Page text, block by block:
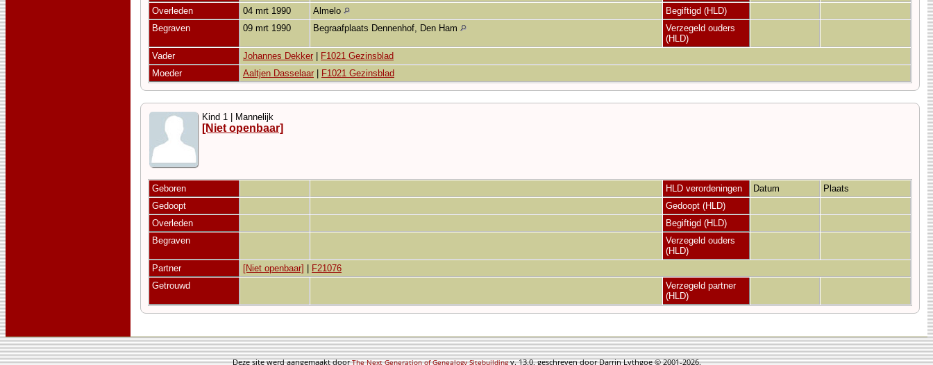
Overleden
04 mrt 1990 Almelo
Begiftigd (HLD)
Begraven
09 mrt 1990 Begraafplaats Dennenhof, Den Ham
Verzegeld ouders
(HLD)
Vader
Johannes Dekker
F1021 Gezinsblad
Moeder
Aaltjen Dasselaar F1021 Gezinsblad
Kind 1 | Mannelijk
[Niet openbaar]
Geboren HLD verordeningen Datum
Plaats
Gedoopt
Gedoopt (HLD)
Overleden
Begiftigd (HLD)
Begraven
Verzegeld ouders
(HLD)
Partner
[Niet openbaar]
F21076
Getrouwd
Verzegeld partner
(HLD)
Deze site werd aangemaakt doorThe Next Generation of Genealogy Sitebuildingv. 13.0, geschreven door Darrin Lythgoe © 2001-2026.